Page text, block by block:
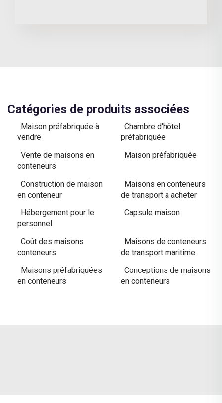
Catégories de produits associées
Maison préfabriquée à
vendre
Chambre d'hôtel
préfabriquée
Vente de maisons en
conteneurs
Maison préfabriquée
Construction de maison
en conteneur
Maisons en conteneurs
de transport à acheter
Hébergement pour le
personnel
Capsule maison
Coût des maisons
conteneurs
Maisons de conteneurs
de transport maritime
Maisons préfabriquées
en conteneurs
Conceptions de maisons
en conteneurs